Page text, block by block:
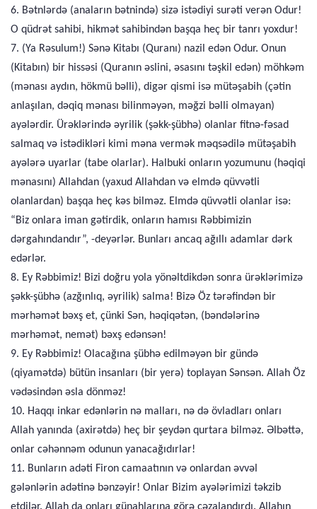
6. Bətnlərdə (anaların bətnində) sizə istədiyi surəti verən Odur!
O qüdrət sahibi, hikmət sahibindən başqa heç bir tanrı yoxdur!
7. (Ya Rəsulum!) Sənə Kitabı (Quranı) nazil edən Odur. Onun
(Kitabın) bir hissəsi (Quranın əslini, əsasını təşkil edən) möhkəm
(mənası aydın, hökmü bəlli), digər qismi isə mütəşabih (çətin
anlaşılan, dəqiq mənası bilinməyən, məğzi bəlli olmayan)
ayələrdir. Ürəklərində əyrilik (şəkk-şübhə) olanlar fitnə-fəsad
salmaq və istədikləri kimi məna vermək məqsədilə mütəşabih
ayələrə uyarlar (tabe olarlar). Halbuki onların yozumunu (həqiqi
mənasını) Allahdan (yaxud Allahdan və elmdə qüvvətli
olanlardan) başqa heç kəs bilməz. Elmdə qüvvətli olanlar isə:
“Biz onlara iman gətirdik, onların hamısı Rəbbimizin
dərgahındandır”, -deyərlər. Bunları ancaq ağıllı adamlar dərk
edərlər.
8. Ey Rəbbimiz! Bizi doğru yola yönəltdikdən sonra ürəklərimizə
şəkk-şübhə (azğınlıq, əyrilik) salma! Bizə Öz tərəfindən bir
mərhəmət bəxş et, çünki Sən, həqiqətən, (bəndələrinə
mərhəmət, nemət) bəxş edənsən!
9. Ey Rəbbimiz! Olacağına şübhə edilməyən bir gündə
(qiyamətdə) bütün insanları (bir yerə) toplayan Sənsən. Allah Öz
vədəsindən əsla dönməz!
10. Haqqı inkar edənlərin nə malları, nə də övladları onları
Allah yanında (axirətdə) heç bir şeydən qurtara bilməz. Əlbəttə,
onlar cəhənnəm odunun yanacağıdırlar!
11. Bunların adəti Firon camaatının və onlardan əvvəl
gələnlərin adətinə bənzəyir! Onlar Bizim ayələrimizi təkzib